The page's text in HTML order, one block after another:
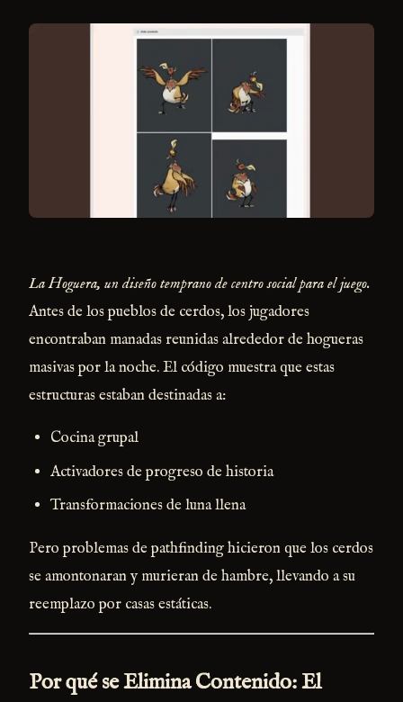
La Hoguera, un diseño temprano de centro social para el juego.
Antes de los pueblos de cerdos, los jugadores
encontraban manadas reunidas alrededor de hogueras
masivas por la noche. El código muestra que estas
estructuras estaban destinadas a:
Cocina grupal
Activadores de progreso de historia
Transformaciones de luna llena
Pero problemas de pathfinding hicieron que los cerdos
se amontonaran y murieran de hambre, llevando a su
reemplazo por casas estáticas.
Por qué se Elimina Contenido: El